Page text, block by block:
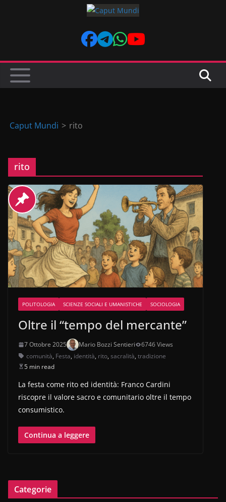
Caput Mundi > rito
rito
POLITOLOGIA SCIENZE SOCIALI E UMANISTICHE SOCIOLOGIA
Oltre il “tempo del mercante”
7 Ottobre 2025 Mario Bozzi Sentieri
6746 Views
comunità, Festa, identità, rito, sacralità, tradizione
5 min read
La festa come rito ed identità: Franco Cardini
riscopre il valore sacro e comunitario oltre il tempo
consumistico.
Continua a leggere
Categorie